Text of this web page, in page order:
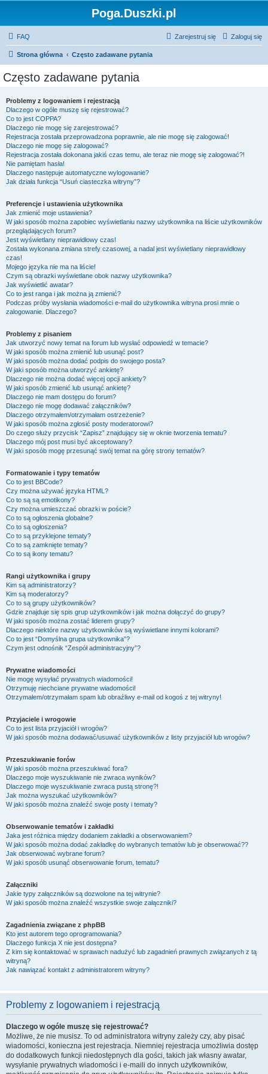
Poga.Duszki.pl
FAQ Zaloguj się
Zarejestruj się
Strona główna Często zadawane pytania
Często zadawane pytania
Problemy z logowaniem i rejestracją
Dlaczego w ogóle muszę się rejestrować?
Co to jest COPPA?
Dlaczego nie mogę się zarejestrować?
Rejestracja została przeprowadzona poprawnie, ale nie mogę się zalogować!
Dlaczego nie mogę się zalogować?
Rejestracja została dokonana jakiś czas temu, ale teraz nie mogę się zalogować?!
Nie pamiętam hasła!
Dlaczego następuje automatyczne wylogowanie?
Jak działa funkcja “Usuń ciasteczka witryny”?
Preferencje i ustawienia użytkownika
Jak zmienić moje ustawienia?
W jaki sposób można zapobiec wyświetlaniu nazwy użytkownika na liście użytkowników
przeglądających forum?
Jest wyświetlany nieprawidłowy czas!
Została wykonana zmiana strefy czasowej, a nadal jest wyświetlany nieprawidłowy
czas!
Mojego języka nie ma na liście!
Czym są obrazki wyświetlane obok nazwy użytkownika?
Jak wyświetlić awatar?
Co to jest ranga i jak można ją zmienić?
Podczas próby wysłania wiadomości e-mail do użytkownika witryna prosi mnie o
zalogowanie. Dlaczego?
Problemy z pisaniem
Jak utworzyć nowy temat na forum lub wysłać odpowiedź w temacie?
W jaki sposób można zmienić lub usunąć post?
W jaki sposób można dodać podpis do swojego posta?
W jaki sposób można utworzyć ankietę?
Dlaczego nie można dodać więcej opcji ankiety?
W jaki sposób zmienić lub usunąć ankietę?
Dlaczego nie mam dostępu do forum?
Dlaczego nie mogę dodawać załączników?
Dlaczego otrzymałem/otrzymałam ostrzeżenie?
W jaki sposób można zgłosić posty moderatorowi?
Do czego służy przycisk “Zapisz” znajdujący się w oknie tworzenia tematu?
Dlaczego mój post musi być akceptowany?
W jaki sposób mogę przesunąć swój temat na górę strony tematów?
Formatowanie i typy tematów
Co to jest BBCode?
Czy można używać języka HTML?
Co to są są emotikony?
Czy można umieszczać obrazki w poście?
Co to są ogłoszenia globalne?
Co to są ogłoszenia?
Co to są przyklejone tematy?
Co to są zamknięte tematy?
Co to są ikony tematu?
Rangi użytkownika i grupy
Kim są administratorzy?
Kim są moderatorzy?
Co to są grupy użytkowników?
Gdzie znajduje się spis grup użytkowników i jak można dołączyć do grupy?
W jaki sposób można zostać liderem grupy?
Dlaczego niektóre nazwy użytkowników są wyświetlane innymi kolorami?
Co to jest “Domyślna grupa użytkownika”?
Czym jest odnośnik “Zespół administracyjny”?
Prywatne wiadomości
Nie mogę wysyłać prywatnych wiadomości!
Otrzymuję niechciane prywatne wiadomości!
Otrzymałem/otrzymałam spam lub obraźliwy e-mail od kogoś z tej witryny!
Przyjaciele i wrogowie
Co to jest lista przyjaciół i wrogów?
W jaki sposób można dodawać/usuwać użytkowników z listy przyjaciół lub wrogów?
Przeszukiwanie forów
W jaki sposób można przeszukiwać fora?
Dlaczego moje wyszukiwanie nie zwraca wyników?
Dlaczego moje wyszukiwanie zwraca pustą stronę?!
Jak można wyszukać użytkowników?
W jaki sposób można znaleźć swoje posty i tematy?
Obserwowanie tematów i zakładki
Jaka jest różnica między dodaniem zakładki a obserwowaniem?
W jaki sposób można dodać zakładkę do wybranych tematów lub je obserwować??
Jak obserwować wybrane forum?
W jaki sposób usunąć obserwowanie forum, tematu?
Załączniki
Jakie typy załączników są dozwolone na tej witrynie?
W jaki sposób można znaleźć wszystkie swoje załączniki?
Zagadnienia związane z phpBB
Kto jest autorem tego oprogramowania?
Dlaczego funkcja X nie jest dostępna?
Z kim się kontaktować w sprawach nadużyć lub zagadnień prawnych związanych z tą
witryną?
Jak nawiązać kontakt z administratorem witryny?
Problemy z logowaniem i rejestracją
Dlaczego w ogóle muszę się rejestrować?
Możliwe, że nie musisz. To od administratora witryny zależy czy, aby pisać
wiadomości, konieczna jest rejestracja. Niemniej rejestracja umożliwia dostęp
do dodatkowych funkcji niedostępnych dla gości, takich jak własny awatar,
wysyłanie prywatnych wiadomości i e-maili do innych użytkowników,